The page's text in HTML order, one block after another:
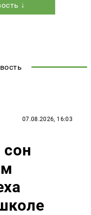
↓
07.08.2026, 16:03